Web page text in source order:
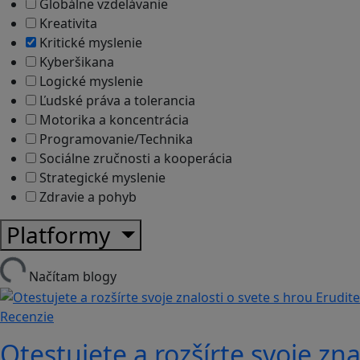
Globálne vzdelávanie
Kreativita
Kritické myslenie
Kyberšikana
Logické myslenie
Ľudské práva a tolerancia
Motorika a koncentrácia
Programovanie/Technika
Sociálne zručnosti a kooperácia
Strategické myslenie
Zdravie a pohyb
Platformy
Načítam blogy
Recenzie